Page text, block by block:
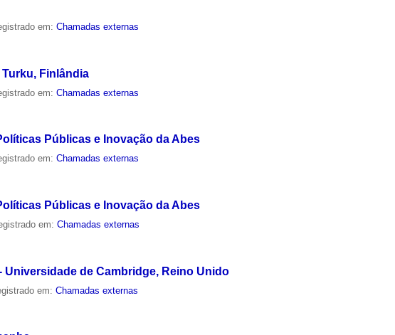
em:Chamadas externas
Turku, Finlândia
em:Chamadas externas
Públicas e Inovação da Abes
em:Chamadas externas
Públicas e Inovação da Abes
em:Chamadas externas
de Cambridge, Reino Unido
em:Chamadas externas